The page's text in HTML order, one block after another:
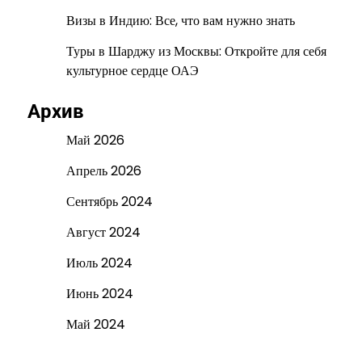
Визы в Индию: Все, что вам нужно знать
Туры в Шарджу из Москвы: Откройте для себя
культурное сердце ОАЭ
Архив
Май 2026
Апрель 2026
Сентябрь 2024
Август 2024
Июль 2024
Июнь 2024
Май 2024